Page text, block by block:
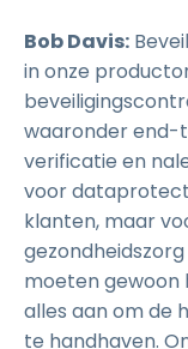
Bob Davis:
in onze
waaronder end-
verificatie en
voor
klanten, maar
moeten gewoon
alles aan om de
te handhaven.